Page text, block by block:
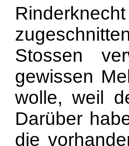
Stossen
gewissen
wolle, weil
Darüber
die